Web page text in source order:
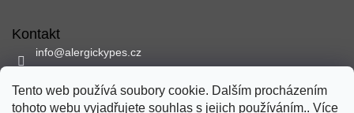
Tento web používá soubory cookie. Dalším procházením
tohoto webu vyjadřujete souhlas s jejich používáním.. Více
Kontakt
info@alergickypes.cz
Sledujte nás na facebooku